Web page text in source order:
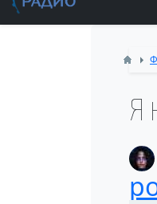
Я